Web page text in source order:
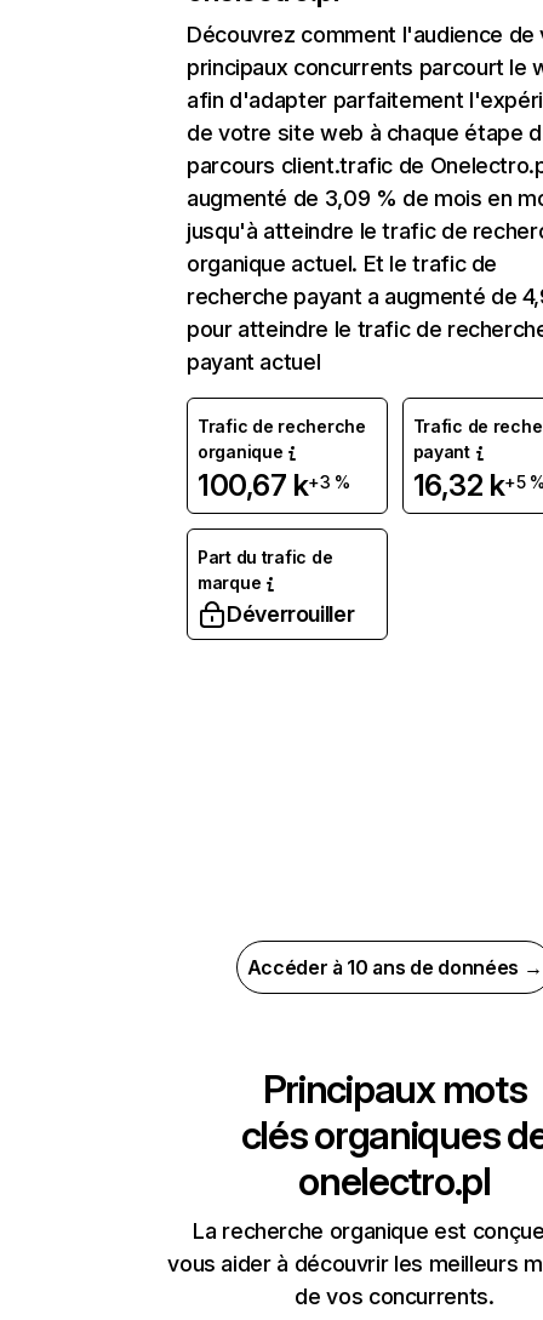
Découvrez comment l'audience de
principaux concurrents parcourt le
afin d'adapter parfaitement
de votre site web à chaque étape
parcours client.trafic de
augmenté de 3,09 % de mois en
jusqu'à atteindre le trafic de
organique actuel. Et le trafic de
recherche payant a augmenté de
pour atteindre le trafic de
payant actuel
Trafic de recherche
organique
100,67 k+3 %
Trafic de
payant
16,32 k+5
Part du trafic de
marque
Déverrouiller
Accéder à 10 ans de données →
Principaux mots
clés organiques
onelectro.pl
La recherche organique est
vous aider à découvrir les meilleurs
de vos concurrents.